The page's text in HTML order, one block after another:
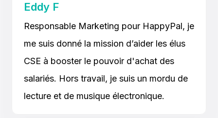
Eddy F
Responsable Marketing pour HappyPal, je
me suis donné la mission d’aider les élus
CSE à booster le pouvoir d'achat des
salariés. Hors travail, je suis un mordu de
lecture et de musique électronique.